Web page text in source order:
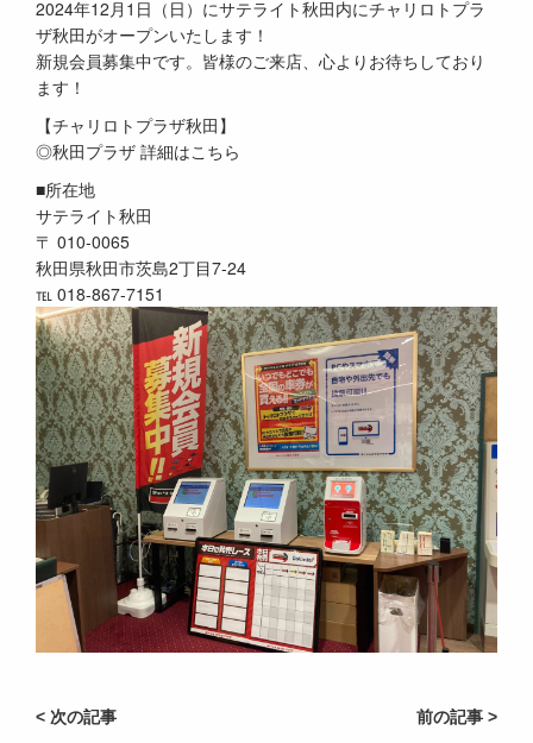
2024年12月1日（日）にサテライト秋田内にチャリロトプラ
ザ秋田がオープンいたします！
新規会員募集中です。皆様のご来店、心よりお待ちしており
ます！
【チャリロトプラザ秋田】
◎秋田プラザ 詳細はこちら
■所在地
サテライト秋田
〒 010-0065
秋田県秋田市茨島2丁目7-24
℡ 018-867-7151
前の記事 >
< 次の記事